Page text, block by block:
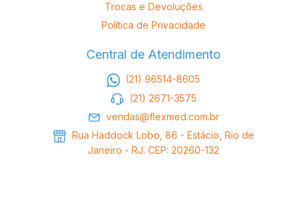
Trocas e Devoluções
Política de Privacidade
Central de Atendimento
(21) 96514-8605
(21) 2671-3575
vendas@flexmed.com.br
Rua Haddock Lobo, 86 - Estácio, Rio de
Janeiro - RJ. CEP: 20260-132